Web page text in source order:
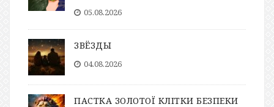
05.08.2026
ЗВЁЗДЫ
04.08.2026
ПАСТКА ЗОЛОТОЇ КЛІТКИ БЕЗПЕКИ